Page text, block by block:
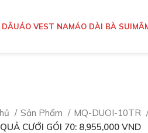
DÂUÁO VEST NAMÁO DÀI BÀ SUI
Sản Phẩm
MQ-DUOI-10TR
CƯỚI GÓI 70: 8,955,000 VND